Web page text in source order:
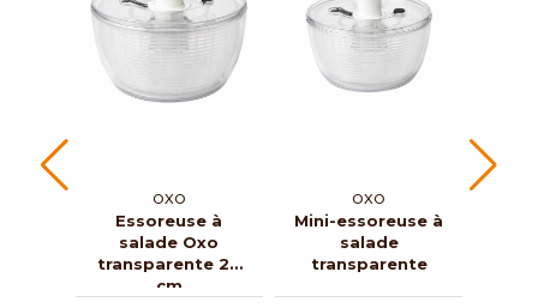
OXO
Essoreuse à
salade Oxo
transparente 26
cm
OXO
Mini-essoreuse à
salade
transparente